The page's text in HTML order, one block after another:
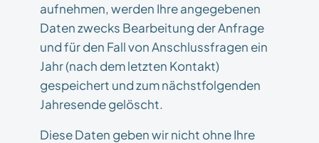
aufnehmen, werden Ihre angegebenen
Daten zwecks Bearbeitung der Anfrage
und für den Fall von Anschlussfragen ein
Jahr (nach dem letzten Kontakt)
gespeichert und zum nächstfolgenden
Jahresende gelöscht.
Diese Daten geben wir nicht ohne Ihre